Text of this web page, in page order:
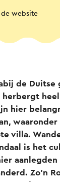
de website
de Duitse
herbergt
hier
waaronder
villa.
is het
Zo’n